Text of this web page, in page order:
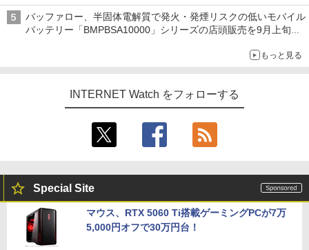
水理史の「イニシャルB」チャンネル】
バッファロー、半固体電解質で発火・発煙リスクの低いモバイル
バッテリー「BMPBSA10000」シリーズの店頭販売を9月上旬に
もっと見る
INTERNET Watch をフォローする
Special Site
マウス、RTX 5060 Ti搭載ゲーミングPCが7万
5,000円オフで30万円台！